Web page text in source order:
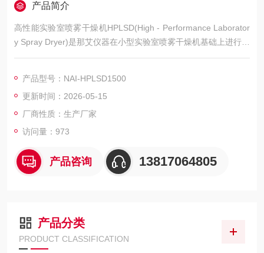
产品简介
高性能实验室喷雾干燥机HPLSD(High - Performance Laborator
y Spray Dryer)是那艾仪器在小型实验室喷雾干燥机基础上进行升
级，满足客户对更高温度，更强性能，更优配置的要求。高性能
产品型号：NAI-HPLSD1500
更新时间：2026-05-15
厂商性质：生产厂家
访问量：973
产品咨询 13817064805
产品分类
PRODUCT CLASSIFICATION